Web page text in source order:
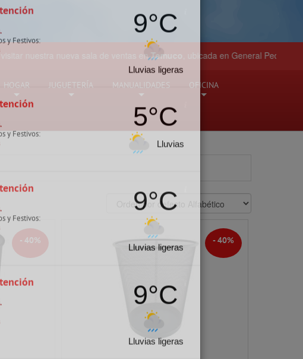
sala de ventas en , ubicada en General Pedro Lagos 377,
9°C
Lluvias ligeras
Atención
y Festivos:
Está nublado
y Festivos:
9°C
Lluvias ligeras
Atención
y Festivos:
+
HOGAR JUGUETERÍA
+
MANUALIDADES OFICINA
- 40% - 40%